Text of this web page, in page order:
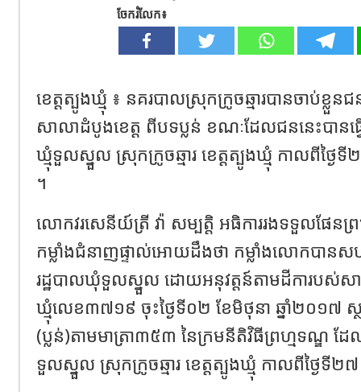
ចែករំលែក៖
ខេត្តត្បូងឃ្មុំ ៖ នគរបាលស្រុកក្រូចឆ្មារបានចាប់ខ្លួន
សាលាដំបូងខេត្ត ពីបទប្លន់ ខណៈដែលជននេះបាន
ឃ្មុំទួលស្នួល ស្រុកក្រូចឆ្មារ ខេត្តត្បូងឃ្មុំ កាលពីថ្ងៃ
។
លោកវរសេនីយ៍ត្រី វ៉ា សម្បត្តិ អធិការរងទទួលផែន
កម្លាំងជំនាញផ្ទាល់អោយដឹងថា កម្លាំងលោកបាន
រដ្ឋបាលឃុំទួលស្នួល ដោយអនុវត្តន៍តាមដីការបស់សា
ឃ្មុំលេខ៣៧១៩ ចុះថ្ងៃទី០២ ខែមិថុនា ឆ្នាំ២០១៧ ស្
(ប្លន់)តាមមាត្រា៣៥៣ នៃក្រមនីតិវិធីព្រហ្មទណ្ឌ ដ
ទួលស្នួល ស្រុកក្រូចឆ្មារ ខេត្តត្បូងឃ្មុំ កាលពីថ្ងៃទី២